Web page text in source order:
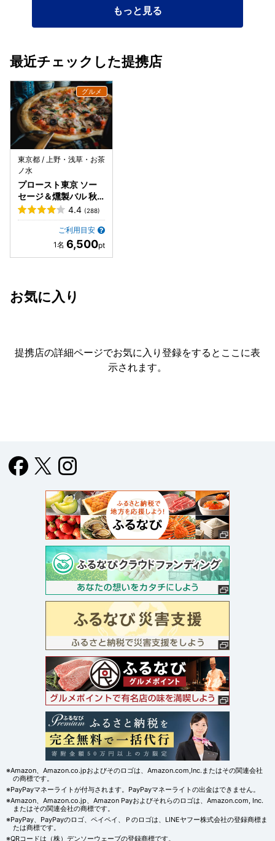
もっと見る
最近チェックした提携店
東京都 / 上野・浅草・お茶
ノ水
プロースト東京 ソー
セージ＆燻製バル 秋
葉原店
4.4 (288)
ご利用目安
6,500
お気に入り
提携店の詳細ページでお気に入り登録をすると ここに表
示されます。
※Amazon、Amazon.co.jpおよびそのロゴは、Amazon.com,Inc.またはその関連会社
の商標です。
※PayPayマネーライトが付与されます。PayPayマネーライトの出金はできません。
※Amazon、Amazon.co.jp、Amazon Payおよびそれらのロゴは、Amazon.com, Inc.
またはその関連会社の商標です。
※PayPay、PayPayのロゴ、ペイペイ、Ｐのロゴは、LINEヤフー株式会社の登録商標ま
たは商標です。
※QRコードは（株）デンソーウェーブの登録商標です。